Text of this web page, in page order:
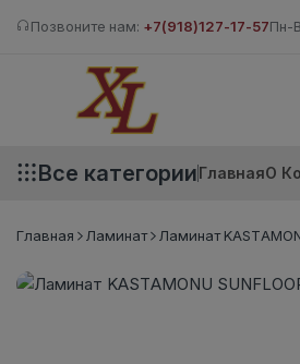
Позвоните нам: +7(918)127-17-57Пн-
Все категорииГлавнаяО
Главная Ламинат Ламинат